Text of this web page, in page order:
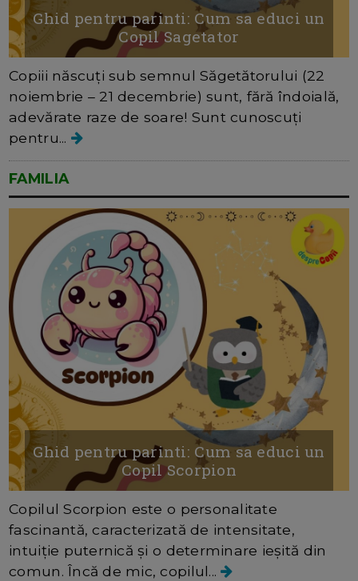
Ghid pentru parinti: Cum sa educi un
Copil Sagetator
Copiii născuți sub semnul Săgetătorului (22
noiembrie – 21 decembrie) sunt, fără îndoială,
adevărate raze de soare! Sunt cunoscuți
pentru...
FAMILIA
Ghid pentru parinti: Cum sa educi un
Copil Scorpion
Copilul Scorpion este o personalitate
fascinantă, caracterizată de intensitate,
intuiție puternică și o determinare ieșită din
comun. Încă de mic, copilul...